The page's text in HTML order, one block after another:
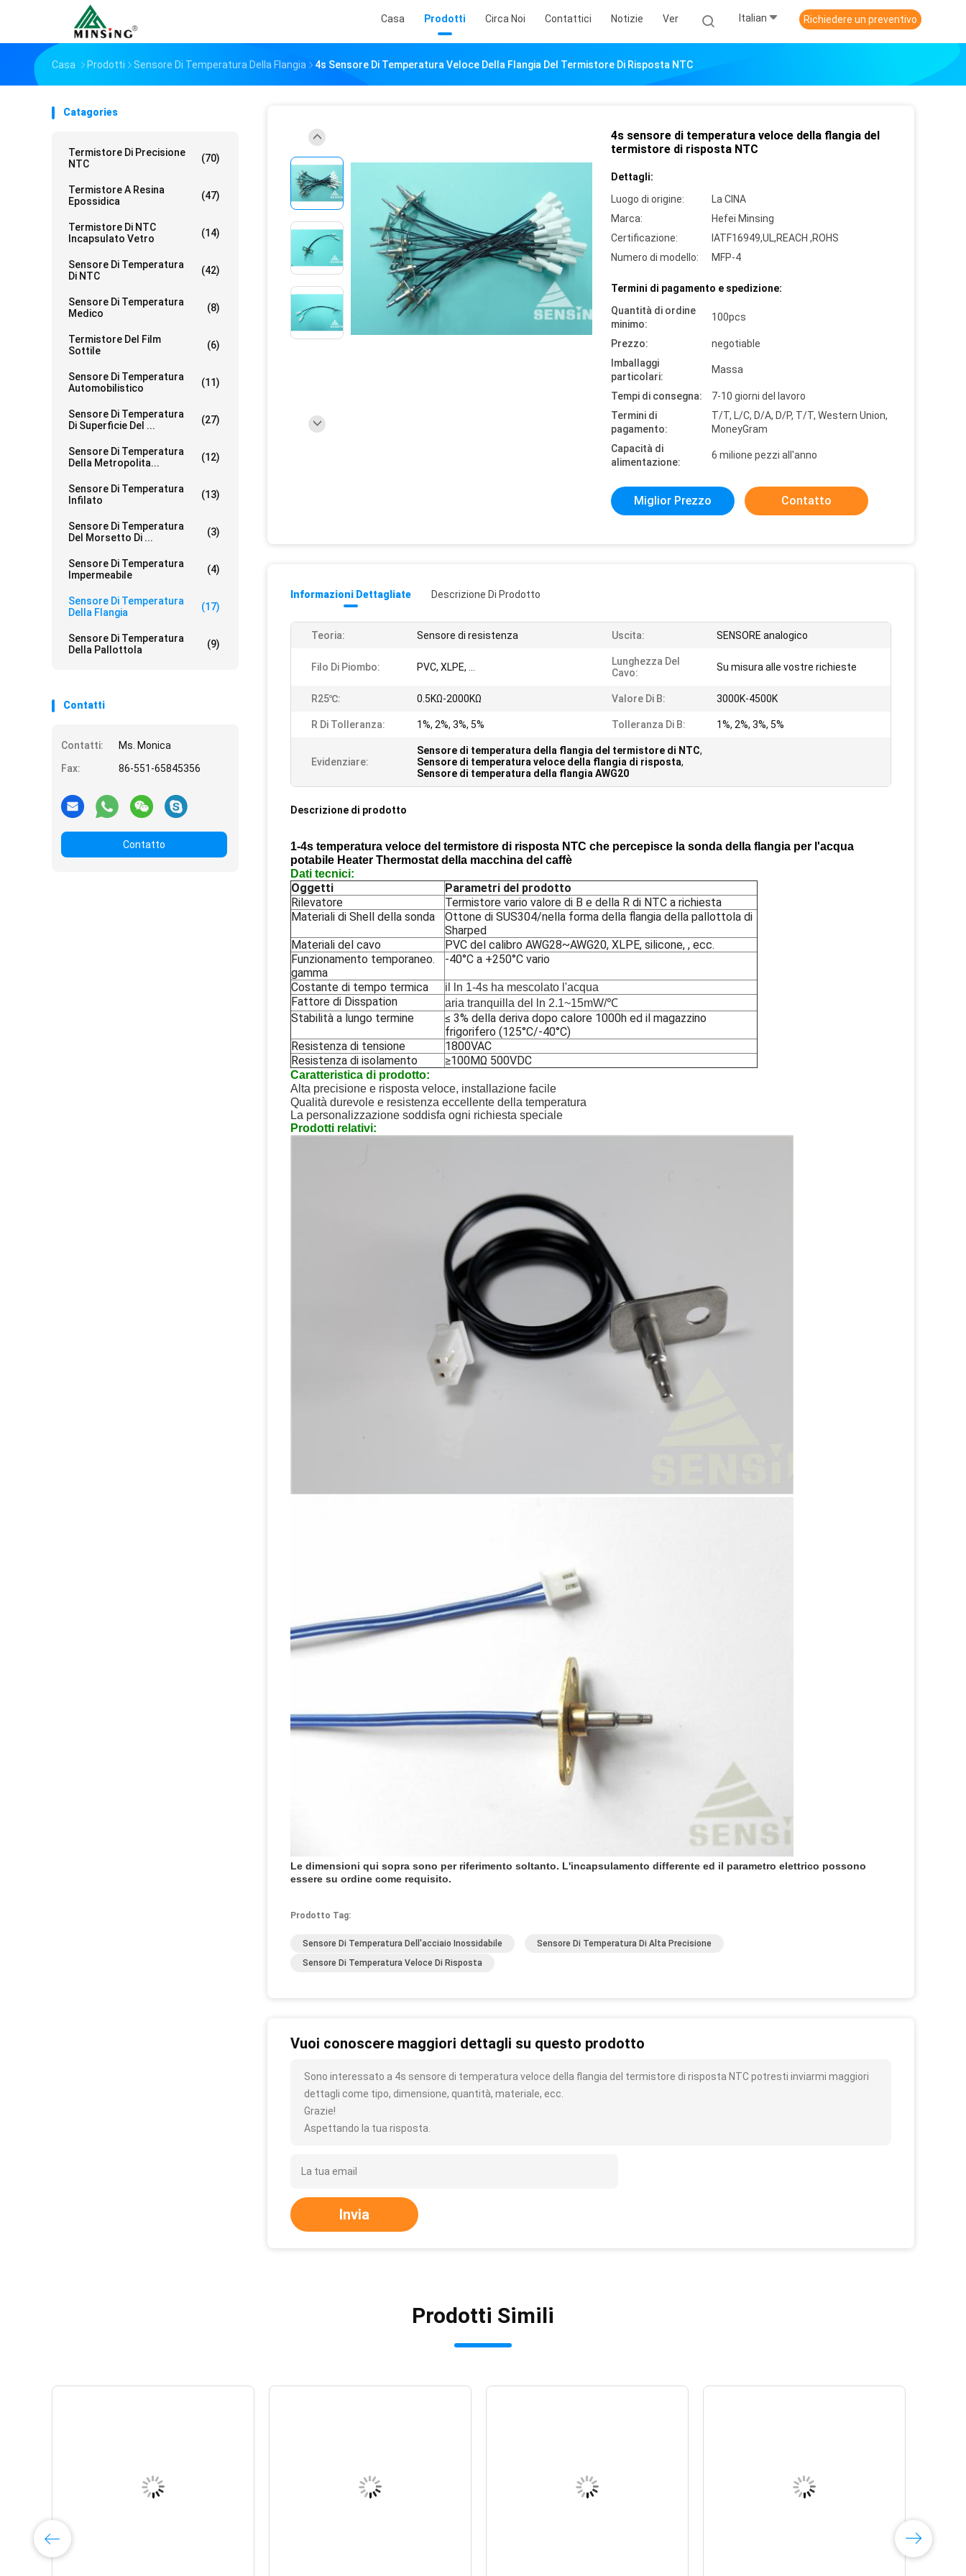
Casa Prodotti Circa Noi Contattici Notizie Ver Italian Richiedere un preventivo
Casa Prodotti Sensore Di Temperatura Della Flangia 4s Sensore Di Temperatura Veloce Della Flangia Del Termistore Di Risposta NTC
Catagories
Termistore Di Precisione
NTC
(70)
Termistore A Resina
Epossidica
(47)
Termistore Di NTC
Incapsulato Vetro
(14)
Sensore Di Temperatura
Di NTC
(42)
Sensore Di Temperatura
Medico
(8)
Termistore Del Film
Sottile
(6)
Sensore Di Temperatura
Automobilistico
(11)
Sensore Di Temperatura
Di Superficie Del ...
(27)
Sensore Di Temperatura
Della Metropolita...
(12)
Sensore Di Temperatura
Infilato
(13)
Sensore Di Temperatura
Del Morsetto Di ...
(3)
Sensore Di Temperatura
Impermeabile
(4)
Sensore Di Temperatura
Della Flangia
(17)
Sensore Di Temperatura
Della Pallottola
(9)
Contatti
Contatti:
Ms. Monica
Fax:
86-551-65845356
Contatto
4s sensore di temperatura veloce della flangia del
termistore di risposta NTC
Dettagli:
Luogo di origine:
La CINA
Marca:
Hefei Minsing
Certificazione:
IATF16949,UL,REACH ,ROHS
Numero di modello:
MFP-4
Termini di pagamento e spedizione:
Quantità di ordine
minimo:
100pcs
Prezzo:
negotiable
Imballaggi
particolari:
Massa
Tempi di consegna:
7-10 giorni del lavoro
Termini di
pagamento:
T/T, L/C, D/A, D/P, T/T, Western Union,
MoneyGram
Capacità di
alimentazione:
6 milione pezzi all'anno
Miglior Prezzo Contatto
Informazioni Dettagliate Descrizione Di Prodotto
Teoria: Sensore di resistenza Uscita: SENSORE analogico
Filo Di Piombo: PVC, XLPE, ...
Lunghezza Del
Cavo:
Su misura alle vostre richieste
R25℃: 0.5KΩ-2000KΩ Valore Di B: 3000K-4500K
R Di Tolleranza: 1%, 2%, 3%, 5% Tolleranza Di B: 1%, 2%, 3%, 5%
Evidenziare:
Sensore di temperatura della flangia del termistore di NTC,
Sensore di temperatura veloce della flangia di risposta,
Sensore di temperatura della flangia AWG20
Descrizione di prodotto
1-4s temperatura veloce del termistore di risposta NTC che percepisce la sonda della flangia per l'acqua
potabile Heater Thermostat della macchina del caffè
Dati tecnici:
Oggetti
Parametri del prodotto
Rilevatore
Termistore vario valore di B e della R di NTC a richiesta
Materiali di Shell della sonda
Ottone di SUS304/nella forma della flangia della pallottola di
Sharped
Materiali del cavo
PVC del calibro AWG28~AWG20, XLPE, silicone, , ecc.
Funzionamento temporaneo.
gamma
-40°C a +250°C vario
Costante di tempo termica il ln 1-4s ha mescolato l'acqua
Fattore di Disspation aria tranquilla del ln 2.1~15mW/℃
Stabilità a lungo termine
≤ 3% della deriva dopo calore 1000h ed il magazzino
frigorifero (125°C/-40°C)
Resistenza di tensione
1800VAC
Resistenza di isolamento
≥100MΩ 500VDC
Caratteristica di prodotto:
Alta precisione e risposta veloce, installazione facile
Qualità durevole e resistenza eccellente della temperatura
La personalizzazione soddisfa ogni richiesta speciale
Prodotti relativi:
Le dimensioni qui sopra sono per riferimento soltanto. L'incapsulamento differente ed il parametro elettrico possono
essere su ordine come requisito.
Prodotto Tag:
Sensore Di Temperatura Dell'acciaio Inossidabile
Sensore Di Temperatura Di Alta Precisione
Sensore Di Temperatura Veloce Di Risposta
Vuoi conoscere maggiori dettagli su questo prodotto
Sono interessato a 4s sensore di temperatura veloce della flangia del termistore di risposta NTC potresti inviarmi maggiori
dettagli come tipo, dimensione, quantità, materiale, ecc.
Grazie!
Aspettando la tua risposta.
Invia
Prodotti Simili